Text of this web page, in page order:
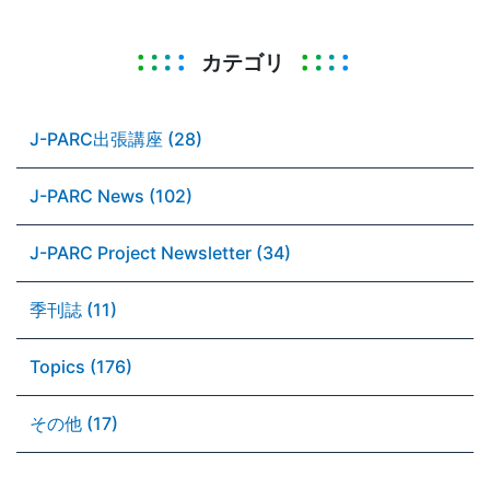
カテゴリ
J-PARC出張講座 (28)
J-PARC News (102)
J-PARC Project Newsletter (34)
季刊誌 (11)
Topics (176)
その他 (17)